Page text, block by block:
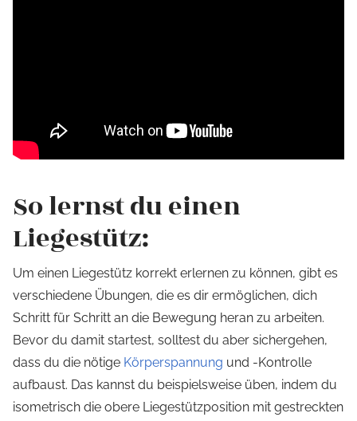
So lernst du einen
Liegestütz:
Um einen Liegestütz korrekt erlernen zu können, gibt es
verschiedene Übungen, die es dir ermöglichen, dich
Schritt für Schritt an die Bewegung heran zu arbeiten.
Bevor du damit startest, solltest du aber sichergehen,
dass du die nötige Körperspannung und -Kontrolle
aufbaust. Das kannst du beispielsweise üben, indem du
isometrisch die obere Liegestützposition mit gestreckten